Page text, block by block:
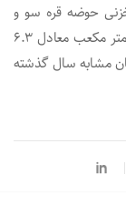
حوضه قره سو و
گرگانرود در انتهای تیر ماه سال جاری ۹.۸۷ میلیون متر مکعب معادل ۶.۳
مشابه سال گذشته